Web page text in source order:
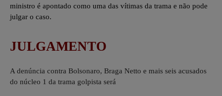
ministro é apontado como uma das vítimas da trama e não pode
julgar o caso.
JULGAMENTO
A denúncia contra Bolsonaro, Braga Netto e mais seis acusados
do núcleo 1 da trama golpista será